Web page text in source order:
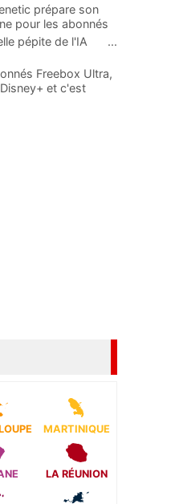
prépare son
pour les abonnés
pépite de l'IA ...
Freebox Ultra,
et c'est
MARTINIQUE
LA RÉUNION